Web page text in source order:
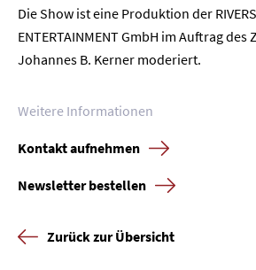
Die Show ist eine Produktion der
ENTERTAINMENT GmbH im Auftrag des
Johannes B. Kerner moderiert.
Weitere Informationen
Kontakt aufnehmen
Newsletter bestellen
Zurück zur Übersicht